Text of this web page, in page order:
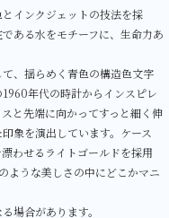
インクジェットの技法を採
ある水をモチーフに、生命力あ
、揺らめく青色の構造色文字
年代の時計からインスピレ
と先端に向かってすっと細く伸
象を演出しています。ケース
わせるライトゴールドを採用
ような美しさの中にどこかマニ
場合があります。